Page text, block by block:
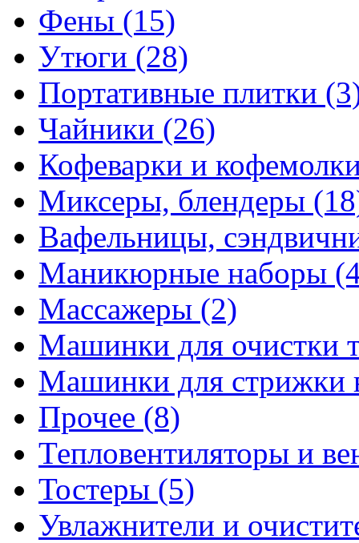
Фены (15)
Утюги (28)
Портативные плитки
Чайники (26)
Кофеварки и
Миксеры, блендеры
Вафельницы,
Маникюрные наборы
Массажеры (2)
Машинки для очистки
Машинки для стрижки
Прочее (8)
Тепловентиляторы и
Тостеры (5)
Увлажнители и